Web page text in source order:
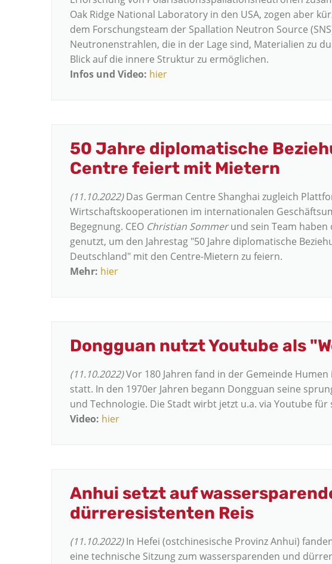
Oak Ridge National Laboratory in den USA, zogen aber
dem Forschungsteam der Spallation Neutron Source
Neutronenstrahlen, die in der Lage sind, Materialien zu
Blick auf die innere Struktur zu ermöglichen.
Infos und Video: hier
50 Jahre diplomatische
Centre feiert mit Mietern
(11.10.2022)Das German Centre Shanghai zugleich
Wirtschaftskooperationen im internationalen
Begegnung. CEO Christian Sommerund sein Team
genutzt, um den Jahrestag "50 Jahre diplomatische
Deutschland" mit den Centre-Mietern zu feiern.
Mehr: hier
Dongguan nutzt Youtube als
(11.10.2022)Vor 180 Jahren fand in der Gemeinde
statt. In den 1970er Jahren begann Dongguan seine
und Technologie. Die Stadt wirbt jetzt u.a. via Youtube für
Video: hier
Anhui setzt auf
dürreresistenten Reis
(11.10.2022)In Hefei (ostchinesische Provinz Anhui)
eine technische Sitzung zum wassersparenden und